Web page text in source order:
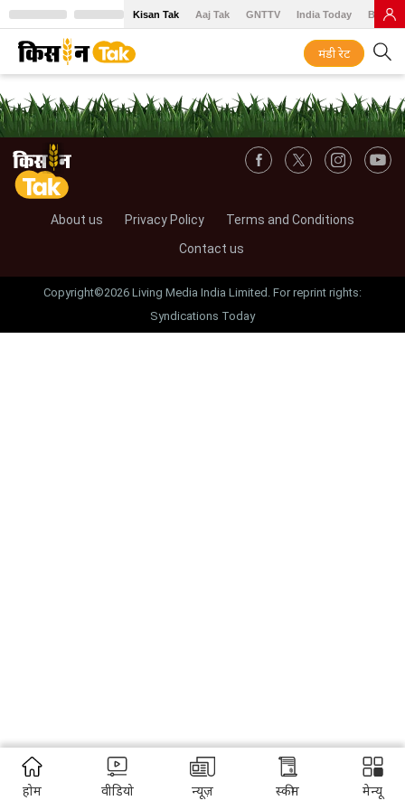
Kisan Tak Aaj Tak GNTTV India Today BT
मंडी रेट
About us Privacy Policy
Terms and Conditions
Contact us
Copyright©2026 Living Media India Limited. For reprint rights:
Syndications Today
होम वीडियो न्यूज़ स्कीम मेन्यू